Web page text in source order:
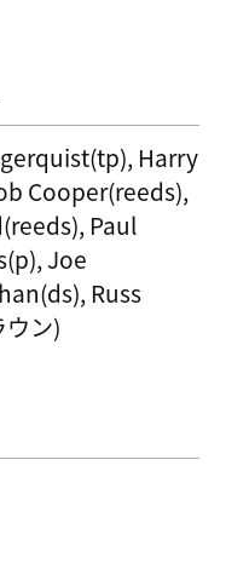
Harry
Cooper(reeds),
Paul
Joe
Russ
ン)